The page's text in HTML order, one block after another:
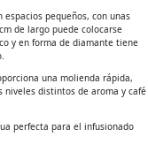
pequeños, con unas
de largo puede colocarse
y en forma de diamante tiene
una molienda rápida,
niveles distintos de aroma y café
perfecta para el infusionado